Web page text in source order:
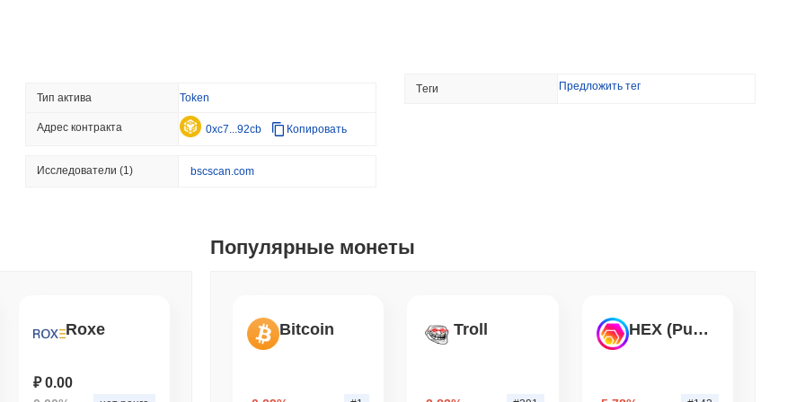
как демократы Сената продолжают сопротивляться
Coinbase добавляет Уолл-Стрит в свое крипто-приложение в
Великобритании с 4,000 акциями
Тип актива Token
Адрес контракта 0xc7...92cb Копировать
Исследователи(1) bscscan.com
Tеги Предложить тег
Roxe
₽ 0.00
Популярные монеты
Bitcoin Troll HEX (Pulsechain)